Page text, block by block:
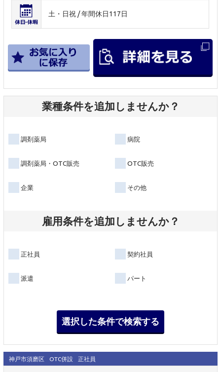
土・日祝 / 年間休日117日
業種条件を追加しませんか？
調剤薬局 病院
調剤薬局・OTC販売 OTC販売
企業 その他
雇用条件を追加しませんか？
正社員 契約社員
派遣 パート
神戸市須磨区 OTC併設 正社員